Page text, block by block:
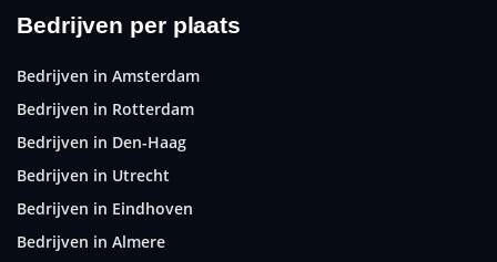
Bedrijven per plaats
Bedrijven in Amsterdam
Bedrijven in Rotterdam
Bedrijven in Den-Haag
Bedrijven in Utrecht
Bedrijven in Eindhoven
Bedrijven in Almere